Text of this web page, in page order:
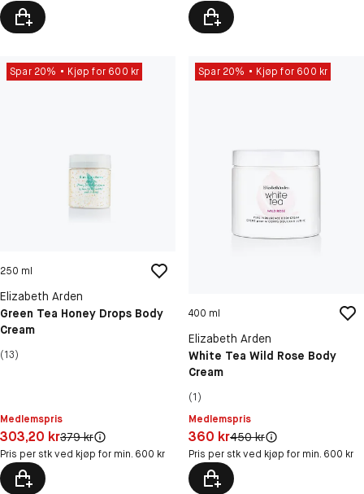
Spar 20% Kjøp for 600 kr
250 ml
Elizabeth Arden
Green Tea Honey Drops Body
Cream
(13)
Medlemspris
Pris: 303,20 kr
303,20 krOriginal pris:
379 kr
Pris per stk ved kjøp for min. 600 kr
Spar 20% Kjøp for 600 kr
400 ml
Elizabeth Arden
White Tea Wild Rose Body
Cream
(1)
Medlemspris
Pris: 360 kr
360 krOriginal pris:
450 kr
Pris per stk ved kjøp for min. 600 kr